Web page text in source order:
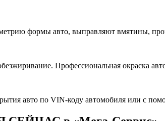
формы авто, выправляют вмятины,
Профессиональная окраска
авто по VIN-коду автомобиля или с